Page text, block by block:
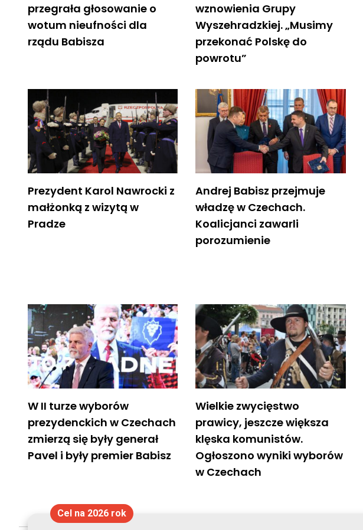
przegrała głosowanie o
wotum nieufności dla
rządu Babisza
wznowienia Grupy
Wyszehradzkiej. „Musimy
przekonać Polskę do
powrotu”
Prezydent Karol Nawrocki z
małżonką z wizytą w
Pradze
Andrej Babisz przejmuje
władzę w Czechach.
Koalicjanci zawarli
porozumienie
W II turze wyborów
prezydenckich w Czechach
zmierzą się były generał
Pavel i były premier Babisz
Wielkie zwycięstwo
prawicy, jeszcze większa
klęska komunistów.
Ogłoszono wyniki wyborów
w Czechach
Cel na 2026 rok